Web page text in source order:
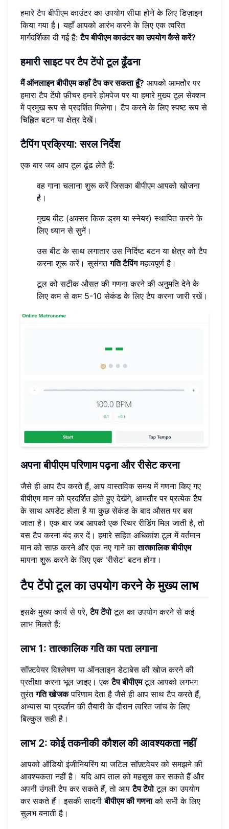
हमारे टैप बीपीएम काउंटरका उपयोग सीधा होने के लिए डिज़ाइन
किया गया है। यहाँ आपको आरंभ करने के लिए एक त्वरित
मार्गदर्शिका दी गई है:टैप बीपीएम काउंटर का उपयोग कैसे करें?
हमारी साइट पर टैप टेंपो टूल ढूँढना
मैं ऑनलाइन बीपीएम कहाँ टैप कर सकता हूँ? आपको आमतौर पर
हमारा टैप टेंपो फ़ीचरहमारे होमपेजपर या हमारे मुख्य टूल सेक्शन
में प्रमुख रूप से प्रदर्शित मिलेगा। टैप करने के लिए स्पष्ट रूप से
चिह्नित बटन या क्षेत्र देखें।
टैपिंग प्रक्रिया: सरल निर्देश
एक बार जब आप टूल ढूंढ लेते हैं:
वह गाना चलाना शुरू करें जिसका बीपीएम आपको खोजना
है।
मुख्य बीट (अक्सर किक ड्रम या स्नेयर) स्थापित करने के
लिए ध्यान से सुनें।
उस बीट के साथ लगातार उस निर्दिष्ट बटन या क्षेत्र को टैप
करना शुरू करें। सुसंगतगति टैपिंगमहत्वपूर्ण है।
टूल को सटीक औसत की गणना करने की अनुमति देने के
लिए कम से कम 5-10 सेकंड के लिए टैप करना जारी रखें।
अपना बीपीएम परिणाम पढ़ना और रीसेट करना
जैसे ही आप टैप करते हैं, आप वास्तविक समय में गणना किए गए
बीपीएम मान को प्रदर्शित होते हुए देखेंगे, आमतौर पर प्रत्येक टैप
के साथ अपडेट होता है या कुछ सेकंड के बाद औसत पर बस
जाता है। एक बार जब आपको एक स्थिर रीडिंग मिल जाती है, तो
बस टैप करना बंद कर दें। हमारे सहित अधिकांश टूल में वर्तमान
मान को साफ़ करने और एक नए गाने कातात्कालिक बीपीएम
मापना शुरू करने के लिए एक 'रीसेट' बटन होगा।
टैप टेंपो टूल का उपयोग करने के मुख्य लाभ
इसके मुख्य कार्य से परे,टैप टेंपोटूल का उपयोग करने से कई
लाभ मिलते हैं:
लाभ 1: तात्कालिक गति का पता लगाना
सॉफ़्टवेयर विश्लेषण या ऑनलाइन डेटाबेस की खोज करने की
प्रतीक्षा करना भूल जाइए। एकटैप बीपीएमटूल आपको लगभग
तुरंतगति खोजकपरिणाम देता है जैसे ही आप साथ टैप करते हैं,
अभ्यास या प्रदर्शन की तैयारी के दौरान त्वरित जांच के लिए
बिल्कुल सही है।
लाभ 2: कोई तकनीकी कौशल की आवश्यकता नहीं
आपको ऑडियो इंजीनियरिंग या जटिल सॉफ़्टवेयर को समझने की
आवश्यकता नहीं है। यदि आप ताल को महसूस कर सकते हैं और
अपनी उंगली टैप कर सकते हैं, तो आपटैप टेंपोटूल का उपयोग
कर सकते हैं। इसकी सादगीबीपीएम की गणनाको सभी के लिए
सुलभ बनाती है।